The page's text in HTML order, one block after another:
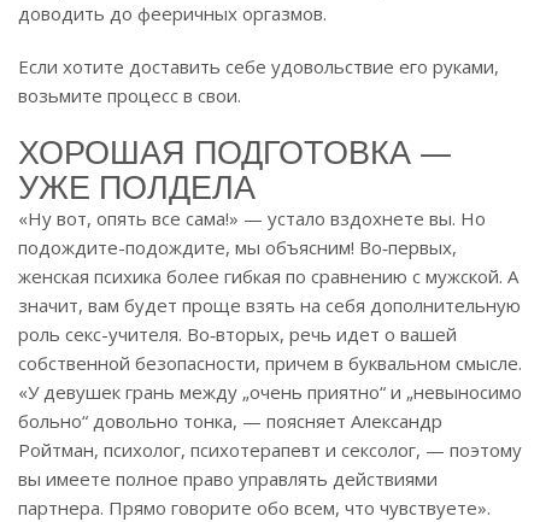
доводить до фееричных оргазмов.
Если хотите доставить себе удовольствие его руками,
возьмите процесс в свои.
ХОРОШАЯ ПОДГОТОВКА —
УЖЕ ПОЛДЕЛА
«Ну вот, опять все сама!» — устало вздохнете вы. Но
подождите-подождите, мы объясним! Во‑первых,
женская психика более гибкая по сравнению с мужской. А
значит, вам будет проще взять на себя дополнительную
роль секс-учителя. Во‑вторых, речь идет о вашей
собственной безопасности, причем в буквальном смысле.
«У девушек грань между „очень приятно“ и „невыносимо
больно“ довольно тонка, — поясняет Александр
Ройтман, психолог, психотерапевт и сексолог, — поэтому
вы имеете полное право управлять действиями
партнера. Прямо говорите обо всем, что чувствуете».